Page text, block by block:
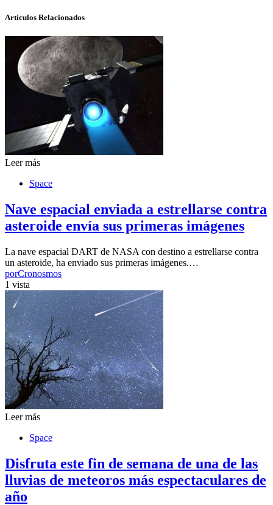
Artículos Relacionados
Leer más
Space
Nave espacial enviada a estrellarse contra
asteroide envía sus primeras imágenes
La nave espacial DART de NASA con destino a estrellarse contra
un asteroide, ha enviado sus primeras imágenes.…
porCronosmos
1 vista
Leer más
Space
Disfruta este fin de semana de una de las
lluvias de meteoros más espectaculares de
año